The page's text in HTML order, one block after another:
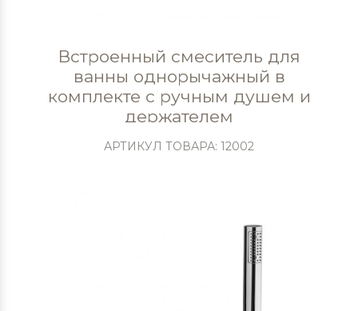
Встроенный смеситель для
ванны однорычажный в
комплекте с ручным душем и
держателем
АРТИКУЛ ТОВАРА: 12002